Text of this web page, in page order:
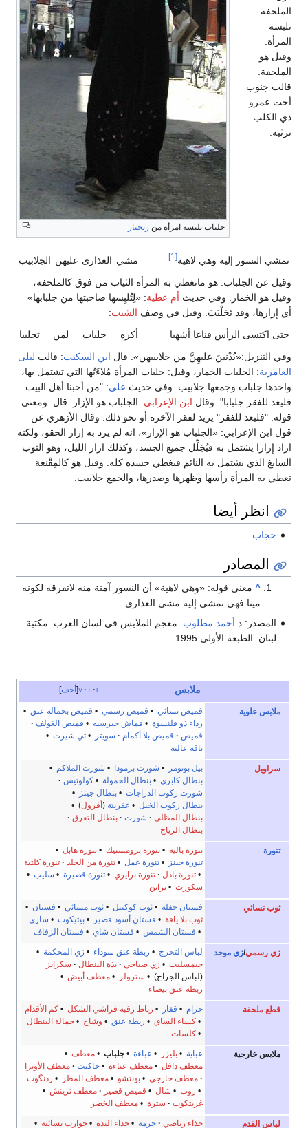
جلباب تلبسه امرأة من زنجبار
الملحفة
تلبسه
المرأة.
وقيل هو
الملحفة.
قالت جنوب
أخت عمرو
ذي الكلب
ترثيه:
تمشي النسور إليه وهي لاهية[1]
مشي العذارى عليهن الجلابيب
وقيل عن الجلباب: هو ماتغطي به المرأة الثياب من فوق كالملحفة،
وقيل هو الخمار. وفي حديث أم عطية: «لِتُلبِسها صاحبتها من جلبابها»
أي إزارها، وقد تَجَلْبَبَ. وقيل في وصف الشيب:
حتى اكتسى الرأس قناعا أشهبا
أكره جلباب لمن تجلببا
وفي التنزيل:«يُدْنينَ عليهِنَّ من جلابيبهن». قال ابن السكيت: قالت ليلى
العامرية: الجلباب الخمار، وقيل: جلباب المرأة مُلاءَتُها التي تشتمل بها،
واحدها جلباب وجمعها جلابيب. وفي حديث علي: "من أحبنا أهل البيت
فليعد للفقر جلبابا". وقال ابن الإعرابي: الجلباب هو الإزار. قال: ومعنى
قوله: "فليعد للفقر" يريد لفقر الآخرة أو نحو ذلك. وقال الأزهري عن
قول ابن الإعرابي: «الجلباب هو الإزار»، انه لم يرد به إزار الحقو، ولكنه
اراد إزارا يشتمل به فيُجَلِّل جميع الجسد، وكذلك ازار الليل، وهو الثوب
السابغ الذي يشتمل به النائم فيغطي جسده كله. وقيل هو كالمِقْنعة
تغطي به المرأة رأسها وظهرها وصدرها، والجمع جلابيب.
انظر أيضا
حجاب
المصادر
^ معنى قوله: «وهي لاهية» أن النسور آمنة منه لاتفرقه لكونه
ميتا فهي تمشي إليه مشي العذارى
المصدر: د. أحمد مطلوب . معجم الملابس في لسان العرب. مكتبة
لبنان. الطبعة الأولى 1995
أخف v t e ملابس
ملابس علوية قميص نسائي • قميص رسمي • قميص بحمالة عنق •
رداء ذو قلنسوة • قماش جيرسيه • قميص الغولف
قميص
قميص بلا أكمام سويتر •تي شيرت •
ياقة عالية
سراويل بيل بوتومز • شورت برمودا • شورت الملاكم •
بنطال كابري •بنطال الحمولة •كولوتيس
شورت ركوب الدراجات •بنطال جينز
•
بنطال ركوب الخيل • عفريتة ( أفرول) •
بنطال المظلي
شورت
بنطال التعرق
بنطال الرياح
تنورة تنورة باليه •تنورة برومستيك •تنورة هابل •
تنورة جينز
•تنورة عمل •تنورة من الجلد
تنورة كلتية
•تنورة بادل تنورة برايري •تنورة قصيرة • سليب •
سكورت •تراين
ثوب نسائي فستان حفلة •ثوب كوكتيل •ثوب مسائي • فستان •
ثوب بلا ياقة • فستان أسود قصير •بيتيكوت • ساري
• فستان الشمس • فستان شاي • فستان الزفاف
زي رسمي/زي موحد لباس التخرج • ربطة عنق سوداء • زي المحكمة •
جيمسليب • زي صباحي بذة البنطال
سكرابز
(لباس الجراح) • سترولر •معطف أبيض •
ربطة عنق بيضاء
قطع ملحقة حزام • قفاز • رباط رقبة فراشي الشكل •كم الأقدام
•كساء الساق • ربطة عنق • وشاح •حمالة البنطال
•كلسات
ملابس خارجية عباية •بليزر • عباءة •جلباب •معطف •
معطف دافل •معطف عباءة •جاكيت
معطف الأوبرا
معطف خارجي •بونتشو •معطف المطر • ردنگوت
• روب • شال • قميص قصير معطف ترينش •
غريتكوت
سترة •معطف الخصر
لباس القدم حذاء رياضي جزمة •حذاء البذة •جوارب نسائية •